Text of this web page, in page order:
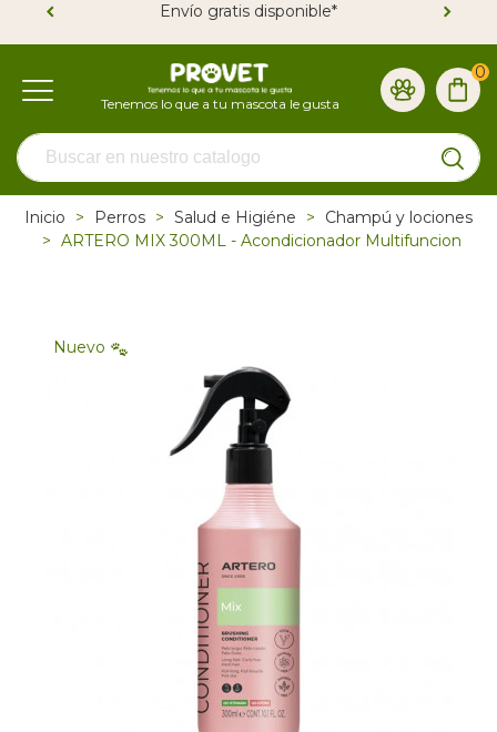
Envío gratis disponible*
0
Inicio > Perros > Salud e Higiéne >
Champú y lociones
> ARTERO MIX 300ML - Acondicionador Multifuncion
Nuevo